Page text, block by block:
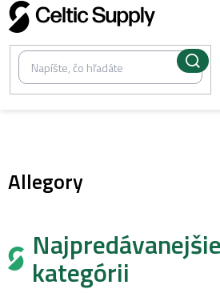
Prejsť
na
obsah
Allegory
kategórii